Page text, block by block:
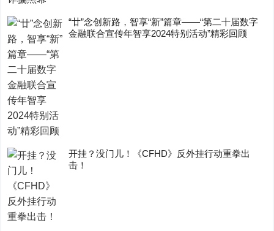
“廿”念创新路，智享“新”篇章——“第二十届数字
金融联合宣传年智享2024特别活动”精彩回顾
开挂？没门儿！《CFHD》反外挂行动重拳出
击！